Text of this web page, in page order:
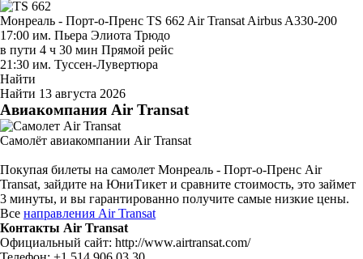
Монреаль - Порт-о-Пренс TS 662 Air Transat Airbus A330-200
17:00 им. Пьера Элиота Трюдо
в пути 4 ч 30 мин Прямой рейс
21:30 им. Туссен-Лувертюра
Найти
Найти 13 августа 2026
Авиакомпания Air Transat
Самолёт авиакомпании Air Transat
Покупая билеты на самолет Монреаль - Порт-о-Пренс Air
Transat, зайдите на ЮниТикет и сравните стоимость, это займет
3 минуты, и вы гарантированно получите самые низкие цены.
Все направления Air Transat
Контакты Air Transat
Официальный сайт: http://www.airtransat.com/